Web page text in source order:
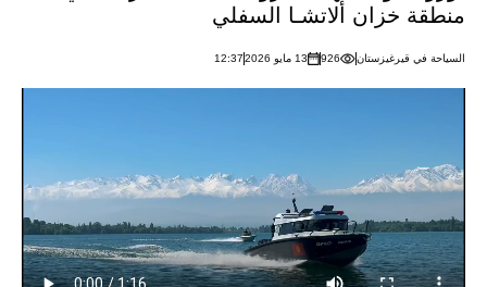
منطقة خزان ألاتشـا السفلي
السياحة في قيرغيزستان 926 13 مايو 2026 12:37